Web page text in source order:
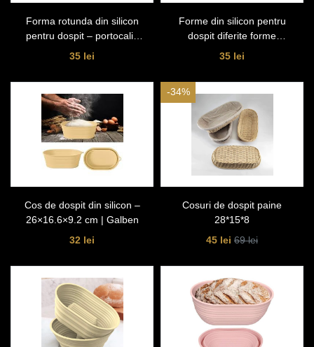
Forma rotunda din silicon
pentru dospit – portocaliu
25*25*5.5
35 lei
Forme din silicon pentru
dospit diferite forme
25*25*5.5 cm
35 lei
Cos de dospit din silicon –
26×16.6×9.2 cm | Galben
32 lei
-34%
Cosuri de dospit paine
28*15*8
45 lei 69 lei